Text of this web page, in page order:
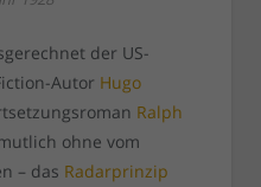
der US-
Autor Hugo
Ralph
ohne vom
– das Radarprinzip